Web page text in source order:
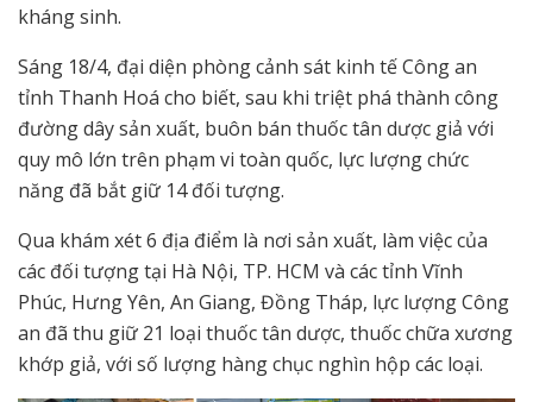
kháng sinh.
Sáng 18/4, đại diện phòng cảnh sát kinh tế Công an
tỉnh Thanh Hoá cho biết, sau khi triệt phá thành công
đường dây sản xuất, buôn bán thuốc tân dược giả với
quy mô lớn trên phạm vi toàn quốc, lực lượng chức
năng đã bắt giữ 14 đối tượng.
Qua khám xét 6 địa điểm là nơi sản xuất, làm việc của
các đối tượng tại Hà Nội, TP. HCM và các tỉnh Vĩnh
Phúc, Hưng Yên, An Giang, Đồng Tháp, lực lượng Công
an đã thu giữ 21 loại thuốc tân dược, thuốc chữa xương
khớp giả, với số lượng hàng chục nghìn hộp các loại.